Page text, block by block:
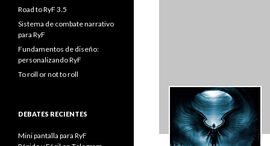
Road to RyF 3.5
Sistema de combate narrativo
para RyF
Fundamentos de diseño:
personalizando RyF
To roll or not to roll
DEBATES RECIENTES
Mini pantalla para RyF